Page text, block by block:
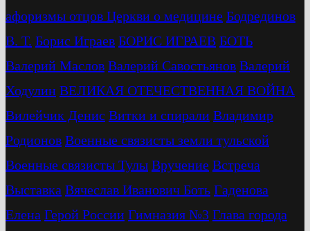
афоризмы отцов Церкви о медицине Бодрединов
В. Т. Бориc Играев БОРИС ИГРАЕВ БОТЬ
Валерий Маслов Валерий Савостьянов Валерий
Ходулин ВЕЛИКАЯ ОТЕЧЕСТВЕННАЯ ВОЙНА
Вилейчик Денис Витки и спирали Владимир
Родионов Военные связисты земли тульской
Военные связисты Тулы Вручение Встреча
Выставка Вячеслав Иванович Боть Гаденова
Елена Герой России Гимназия №3 Глава города